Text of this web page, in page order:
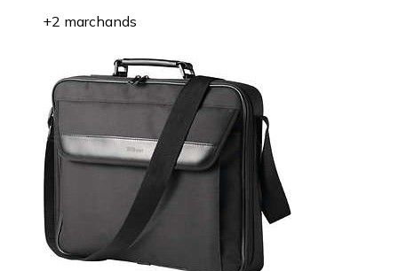
+2 marchands